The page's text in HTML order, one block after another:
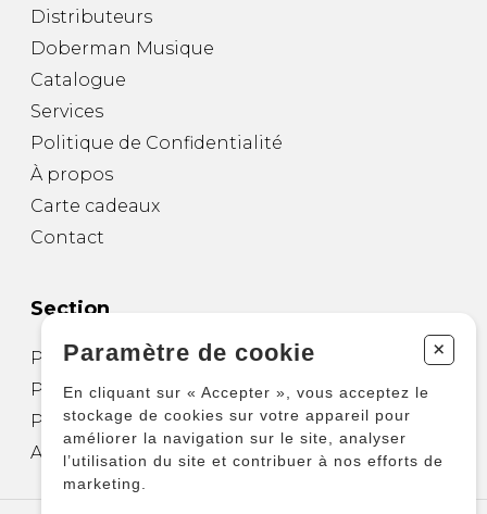
Distributeurs
Doberman Musique
Catalogue
Services
Politique de Confidentialité
À propos
Carte cadeaux
Contact
Section
Partitions pour guitare
Partitions pour autres instruments
Partitions pour ensembles
Autres produits
Paramètre de cookie +
En cliquant sur « Accepter », vous acceptez le
stockage de cookies sur votre appareil pour
améliorer la navigation sur le site, analyser
l’utilisation du site et contribuer à nos efforts de
marketing.